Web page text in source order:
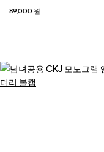
89,000 원